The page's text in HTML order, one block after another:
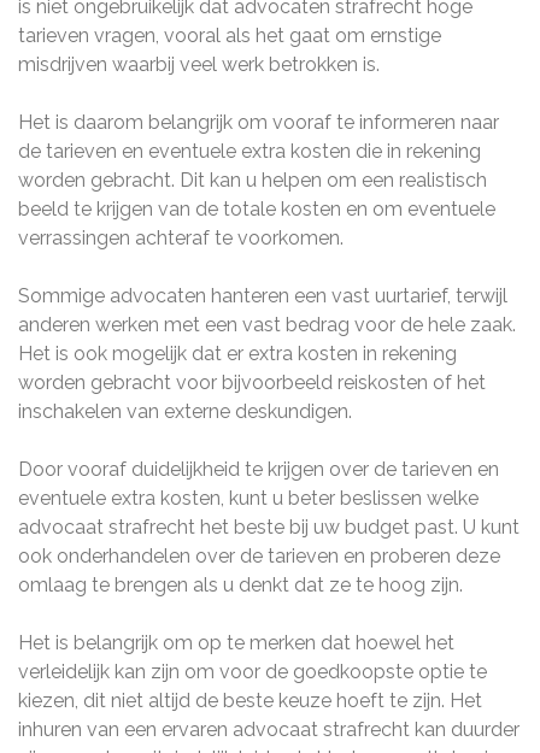
is niet ongebruikelijk dat advocaten strafrecht hoge
tarieven vragen, vooral als het gaat om ernstige
misdrijven waarbij veel werk betrokken is.
Het is daarom belangrijk om vooraf te informeren naar
de tarieven en eventuele extra kosten die in rekening
worden gebracht. Dit kan u helpen om een realistisch
beeld te krijgen van de totale kosten en om eventuele
verrassingen achteraf te voorkomen.
Sommige advocaten hanteren een vast uurtarief, terwijl
anderen werken met een vast bedrag voor de hele zaak.
Het is ook mogelijk dat er extra kosten in rekening
worden gebracht voor bijvoorbeeld reiskosten of het
inschakelen van externe deskundigen.
Door vooraf duidelijkheid te krijgen over de tarieven en
eventuele extra kosten, kunt u beter beslissen welke
advocaat strafrecht het beste bij uw budget past. U kunt
ook onderhandelen over de tarieven en proberen deze
omlaag te brengen als u denkt dat ze te hoog zijn.
Het is belangrijk om op te merken dat hoewel het
verleidelijk kan zijn om voor de goedkoopste optie te
kiezen, dit niet altijd de beste keuze hoeft te zijn. Het
inhuren van een ervaren advocaat strafrecht kan duurder